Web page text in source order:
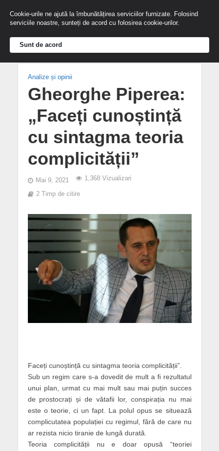
Analize și opinii
Gheorghe Piperea:
„Faceți cunoștință
cu sintagma teoria
complicității”
Mai 9, 2021 1,368 Vizualizari
2 Timp de citire
Faceți cunoștință cu sintagma teoria complicității”.
Sub un regim care s-a dovedit de mult a fi rezultatul
unui plan, urmat cu mai mult sau mai puțin succes
de prostocrați și de vătafii lor, conspirația nu mai
este o teorie, ci un fapt. La polul opus se situează
complicutatea populației cu regimul, fără de care nu
ar rezista nicio tiranie de lungă durată.
Teoria complicității nu e doar opusă “teoriei
Cookie-urile ne ajută la îmbunătățirea serviciilor furnizate. Folosind
serviciile noastre, sunteți de acord cu folosirea cookie-urilor.
Sunt de acord